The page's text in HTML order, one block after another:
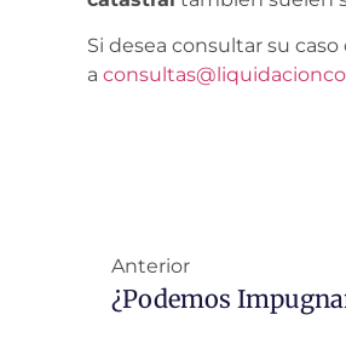
Si desea consultar su
a
Anterior